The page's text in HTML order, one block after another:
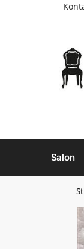
Salon